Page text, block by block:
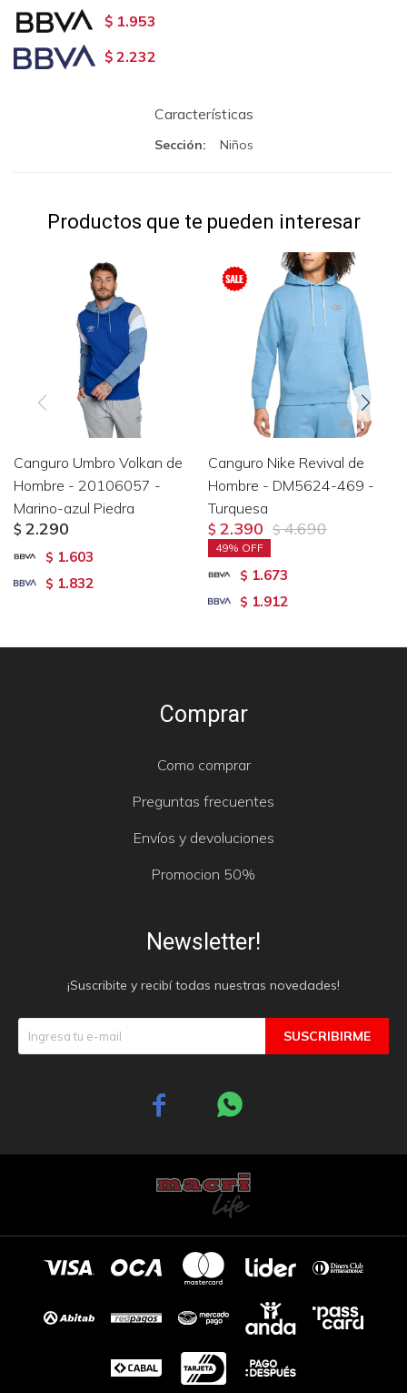
$ 1.953
$ 2.232
Características
Sección Niños
Productos que te pueden interesar
Canguro Umbro Volkan de
Hombre - 20106057 -
Marino-azul Piedra
$ 2.290
$ 1.603
$ 1.832
Canguro Nike Revival de
Hombre - DM5624-469 -
Turquesa
$ 2.390 $ 4.690
49
$ 1.673
$ 1.912
Comprar
Como comprar
Preguntas frecuentes
Envíos y devoluciones
Promocion 50%
Newsletter!
¡Suscribite y recibí todas nuestras novedades!
SUSCRIBIRME
 